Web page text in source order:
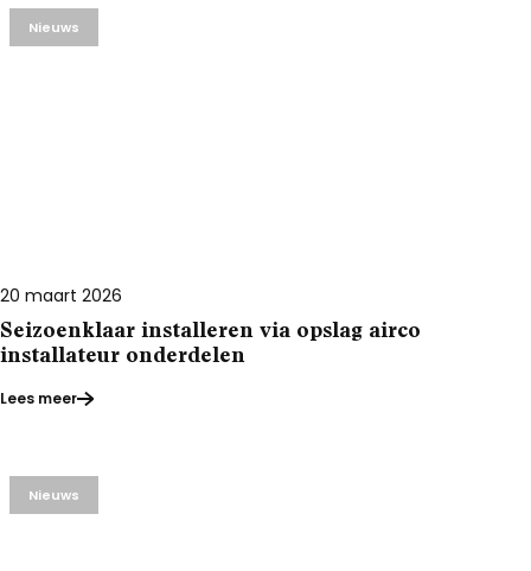
20 maart 2026
Seizoenklaar installeren via opslag airco
installateur onderdelen
Lees meer
Nieuws
Nieuws